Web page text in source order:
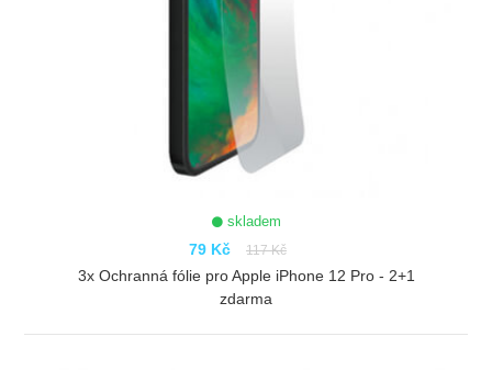
skladem
79 Kč 117 Kč
3x Ochranná fólie pro Apple iPhone 12 Pro - 2+1
zdarma